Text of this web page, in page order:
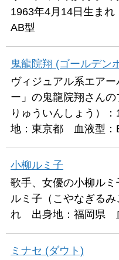
1963年4月14日生ま
AB型
鬼龍院翔 (ゴールデン
ヴィジュアル系エア
ー」の鬼龍院翔さん
りゅういんしょう）
地：東京都 血液型：
小柳ルミ子
歌手、女優の小柳ル
ルミ子（こやなぎる
れ 出身地：福岡県
ミナセ (ダウト)